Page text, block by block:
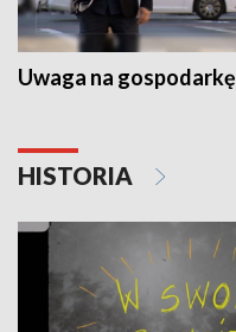
Uwaga na gospodarkę
HISTORIA